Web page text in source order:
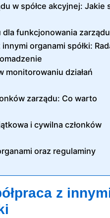
w spółce akcyjnej: Jakie
funkcjonowania zarządu
organami spółki:
monitorowaniu działań
zarządu: Co warto
i cywilna członków
oraz regulaminy
z